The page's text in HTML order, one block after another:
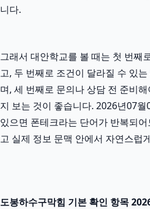
니다.
그래서 대안학교를 볼 때는 첫 번째
고, 두 번째로 조건이 달라질 수 있
며, 세 번째로 문의나 상담 전 준비
지 보는 것이 좋습니다. 2026년07
있으면 폰테크라는 단어가 반복되
고 실제 정보 문맥 안에서 자연스럽
도봉하수구막힘 기본 확인 항목